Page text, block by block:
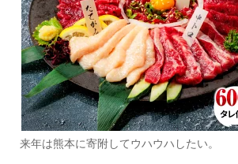
来年は熊本に寄附してウハウハしたい。